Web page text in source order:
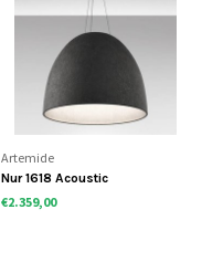
Artemide
Nur 1618 Acoustic
€2.359,00